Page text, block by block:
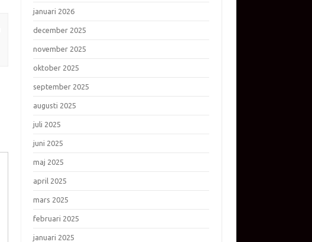
januari 2026
december 2025
november 2025
oktober 2025
september 2025
augusti 2025
juli 2025
juni 2025
maj 2025
april 2025
mars 2025
februari 2025
januari 2025